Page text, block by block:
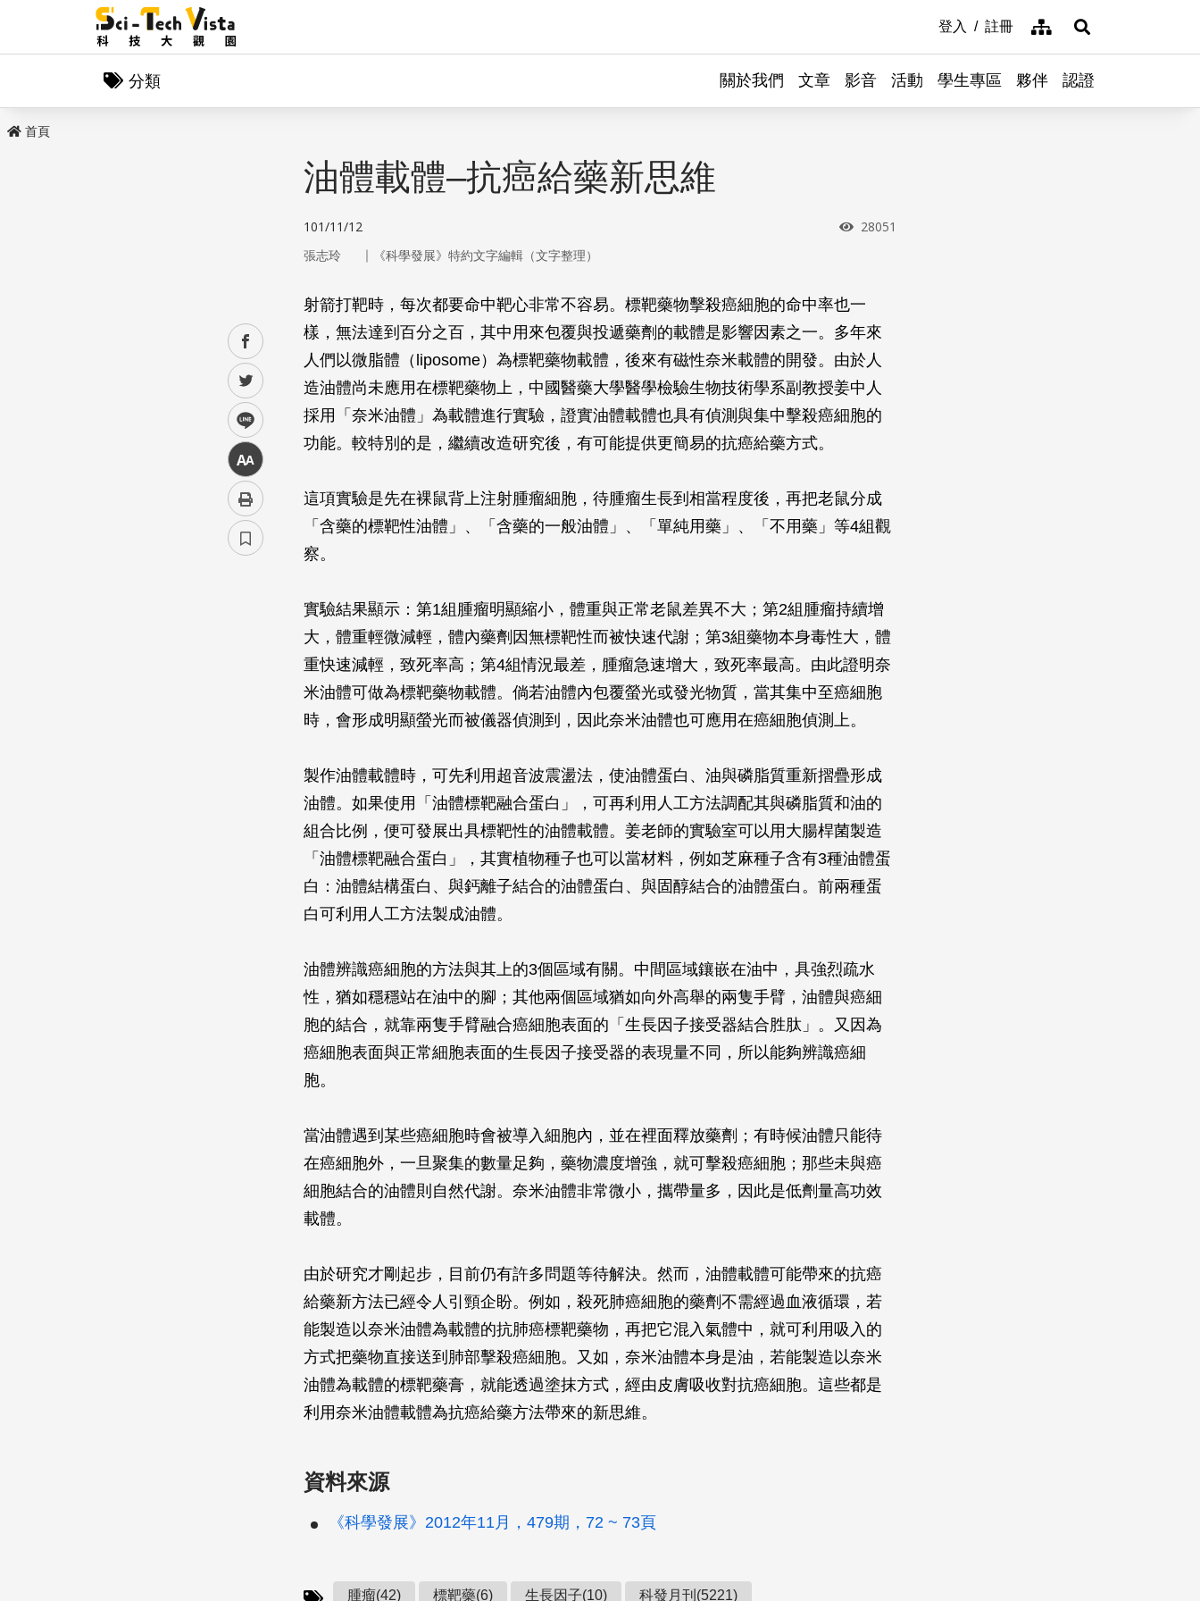
登入 註冊 網站導覽展開搜尋
分類 關於我們 文章 影音 活動 學生專區 夥伴 認證
首頁
facebook
twitter
line
中
油體載體–抗癌給藥新思維
101/11/12 瀏覽次數
28051
張志玲 ｜ 《科學發展》特約文字編輯（文字整理）
射箭打靶時，每次都要命中靶心非常不容易。標靶藥物擊殺癌細胞的命中率也一
樣，無法達到百分之百，其中用來包覆與投遞藥劑的載體是影響因素之一。多年來
人們以微脂體（liposome）為標靶藥物載體，後來有磁性奈米載體的開發。由於人
造油體尚未應用在標靶藥物上，中國醫藥大學醫學檢驗生物技術學系副教授姜中人
採用「奈米油體」為載體進行實驗，證實油體載體也具有偵測與集中擊殺癌細胞的
功能。較特別的是，繼續改造研究後，有可能提供更簡易的抗癌給藥方式。
這項實驗是先在裸鼠背上注射腫瘤細胞，待腫瘤生長到相當程度後，再把老鼠分成
「含藥的標靶性油體」、「含藥的一般油體」、「單純用藥」、「不用藥」等4組觀
察。
實驗結果顯示：第1組腫瘤明顯縮小，體重與正常老鼠差異不大；第2組腫瘤持續增
大，體重輕微減輕，體內藥劑因無標靶性而被快速代謝；第3組藥物本身毒性大，體
重快速減輕，致死率高；第4組情況最差，腫瘤急速增大，致死率最高。由此證明奈
米油體可做為標靶藥物載體。倘若油體內包覆螢光或發光物質，當其集中至癌細胞
時，會形成明顯螢光而被儀器偵測到，因此奈米油體也可應用在癌細胞偵測上。
製作油體載體時，可先利用超音波震盪法，使油體蛋白、油與磷脂質重新摺疊形成
油體。如果使用「油體標靶融合蛋白」，可再利用人工方法調配其與磷脂質和油的
組合比例，便可發展出具標靶性的油體載體。姜老師的實驗室可以用大腸桿菌製造
「油體標靶融合蛋白」，其實植物種子也可以當材料，例如芝麻種子含有3種油體蛋
白：油體結構蛋白、與鈣離子結合的油體蛋白、與固醇結合的油體蛋白。前兩種蛋
白可利用人工方法製成油體。
油體辨識癌細胞的方法與其上的3個區域有關。中間區域鑲嵌在油中，具強烈疏水
性，猶如穩穩站在油中的腳；其他兩個區域猶如向外高舉的兩隻手臂，油體與癌細
胞的結合，就靠兩隻手臂融合癌細胞表面的「生長因子接受器結合胜肽」。又因為
癌細胞表面與正常細胞表面的生長因子接受器的表現量不同，所以能夠辨識癌細
胞。
當油體遇到某些癌細胞時會被導入細胞內，並在裡面釋放藥劑；有時候油體只能待
在癌細胞外，一旦聚集的數量足夠，藥物濃度增強，就可擊殺癌細胞；那些未與癌
細胞結合的油體則自然代謝。奈米油體非常微小，攜帶量多，因此是低劑量高功效
載體。
由於研究才剛起步，目前仍有許多問題等待解決。然而，油體載體可能帶來的抗癌
給藥新方法已經令人引頸企盼。例如，殺死肺癌細胞的藥劑不需經過血液循環，若
能製造以奈米油體為載體的抗肺癌標靶藥物，再把它混入氣體中，就可利用吸入的
方式把藥物直接送到肺部擊殺癌細胞。又如，奈米油體本身是油，若能製造以奈米
油體為載體的標靶藥膏，就能透過塗抹方式，經由皮膚吸收對抗癌細胞。這些都是
利用奈米油體載體為抗癌給藥方法帶來的新思維。
資料來源
《科學發展》2012年11月，479期，72 ~ 73頁
腫瘤(42) 標靶藥(6) 生長因子(10) 科發月刊(5221)